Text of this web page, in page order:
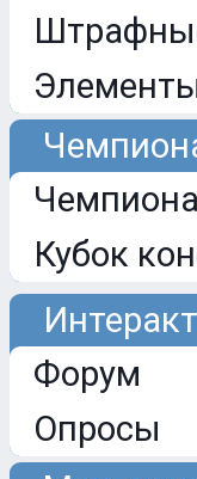
Кубок
Форум
Опросы